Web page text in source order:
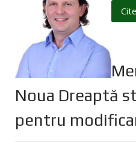
Noua Dreaptă
pentru